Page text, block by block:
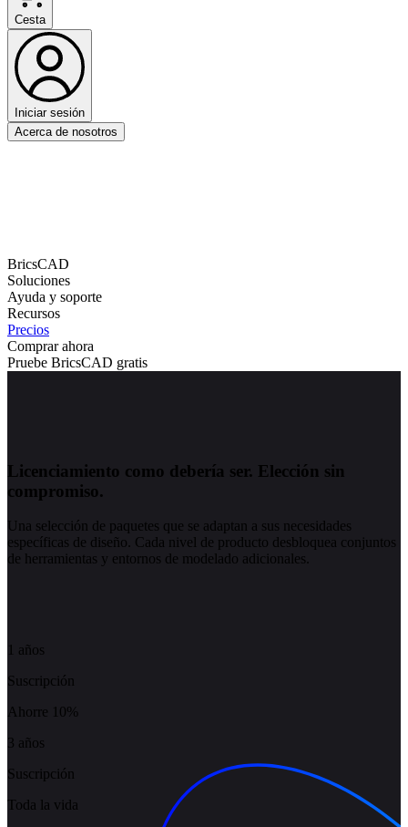
Cesta
Iniciar sesión
Acerca de nosotros
BricsCAD
Soluciones
Ayuda y soporte
Recursos
Precios
Comprar ahora
Pruebe BricsCAD gratis
Licenciamiento como debería ser. Elección sin
compromiso.
Una selección de paquetes que se adaptan a sus necesidades
específicas de diseño. Cada nivel de producto desbloquea conjuntos
de herramientas y entornos de modelado adicionales.
1 años
Suscripción
Ahorre 10%
3 años
Suscripción
Toda la vida